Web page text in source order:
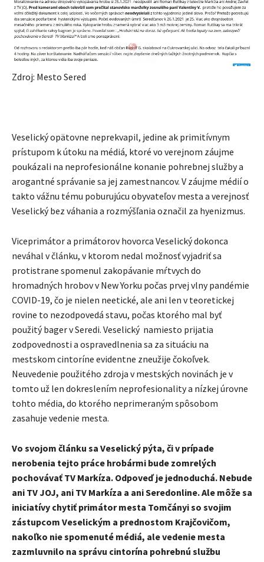
Zdroj: Mesto Sered
Veselický opätovne neprekvapil, jedine ak primitívnym
prístupom k útoku na médiá, ktoré vo verejnom záujme
poukázali na neprofesionálne konanie pohrebnej služby a
arogantné správanie sa jej zamestnancov. V záujme médií o
takto vážnu tému poburujúcu obyvateľov mesta a verejnosť
Veselický bez váhania a rozmýšľania označil za hyenizmus.
Viceprimátor a primátorov hovorca Veselický dokonca
neváhal v článku, v ktorom nedal možnosť vyjadriť sa
protistrane spomenul zakopávanie mŕtvych do
hromadných hrobov v New Yorku počas prvej vlny pandémie
COVID-19, čo je nielen neetické, ale ani len v teoretickej
rovine to nezodpovedá stavu, počas ktorého mal byť
použitý bager v Seredi. Veselický namiesto prijatia
zodpovednosti a ospravedlnenia sa za situáciu na
mestskom cintoríne evidentne zneužije čokoľvek.
Neuvedenie použitého zdroja v mestských novinách je v
tomto už len dokreslením neprofesionality a nízkej úrovne
tohto média, do ktorého neprimeraným spôsobom
zasahuje vedenie mesta.
Vo svojom článku sa Veselický pýta, či v prípade
nerobenia tejto práce hrobármi bude zomrelých
pochovávať TV Markíza. Odpoveď je jednoduchá. Nebude
ani TV JOJ, ani TV Markíza a ani Seredonline. Ale môže sa
iniciatívy chytiť primátor mesta Tomčányi so svojim
zástupcom Veselickým a prednostom Krajčovičom,
nakoľko nie spomenuté médiá, ale vedenie mesta
zazmluvnilo na správu cintorína pohrebnú službu